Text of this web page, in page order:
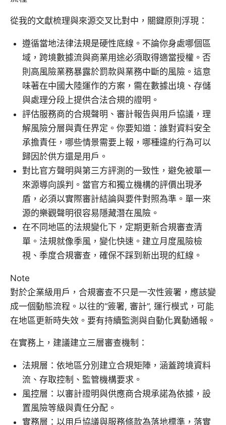
從我的文獻梳理與來源交叉比對中，關鍵原則浮現：
遵循當地法律法規是硬性底線。不論你身處哪個區
域，跨境數據流與商業用途必須取得適當授權。否
則高風險業務暴露於罰款與業務中斷的風險。這意
味著在中國大陸運作的方案，需在數據出境、存儲
與處理分段上提供合法合規的證明。
評估服務商的合規聲明、審計報告與用戶協議，理
解風險分層與責任界定。你要知道：誰對資料安全
承擔責任，哪些情景需要上報，哪種違約行為可以
歸因於供方還是用戶。
對比官方聲明與第三方評測的一致性，避免被單一
來源導向誤判。當官方和獨立機構的評價出現矛
盾，必須以實際審計結論與要件對照為準。單一來
源的樂觀聲明很容易隱藏潛在風險。
在不同地區的法規變化下，定期更新合規審查清
單。法規就像季風，變化快速。建立月度風險檢
視、季度合規審查，確保不踩到新出現的紅線。
Note
對於企業級用戶，合規審查不只是一次性簽署，應該變
成一個動態流程。以往的“簽署, 審計”, 運行模式，可能
在地區更新時失效。要有持續監測與自動化異動通報。
在實務上，建議建立三層審查機制：
法規層：依地區分別建立合規矩陣，涵蓋跨境資料
流、存取控制、監管機構要求。
風控層：以審計證明與供應商合規承諾為依據，設
置風險等級與責任分配。
實務層：以用戶協議與服務條款為落地標準，落實